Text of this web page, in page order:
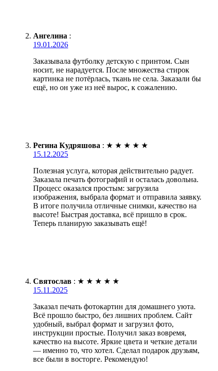
Ангелина :
19.01.2026
Заказывала футболку детскую с принтом. Сын
носит, не нарадуется. После множества стирок
картинка не потёрлась, ткань не села. Заказали бы
ещё, но он уже из неё вырос, к сожалению.
Регина Кудряшова : ★ ★ ★ ★ ★
15.12.2025
Полезная услуга, которая действительно радует.
Заказала печать фотографий и осталась довольна.
Процесс оказался простым: загрузила
изображения, выбрала формат и отправила заявку.
В итоге получила отличные снимки, качество на
высоте! Быстрая доставка, всё пришло в срок.
Теперь планирую заказывать ещё!
Святослав : ★ ★ ★ ★ ★
15.11.2025
Заказал печать фотокартин для домашнего уюта.
Всё прошло быстро, без лишних проблем. Сайт
удобный, выбрал формат и загрузил фото,
инструкции простые. Получил заказ вовремя,
качество на высоте. Яркие цвета и четкие детали
— именно то, что хотел. Сделал подарок друзьям,
все были в восторге. Рекомендую!